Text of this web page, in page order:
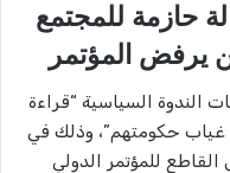
حازمة للمجتمع
يرفض المؤتمر
الندوة السياسية “قراءة
غياب حكومتهم”، وذلك في
للمؤتمر الدولي